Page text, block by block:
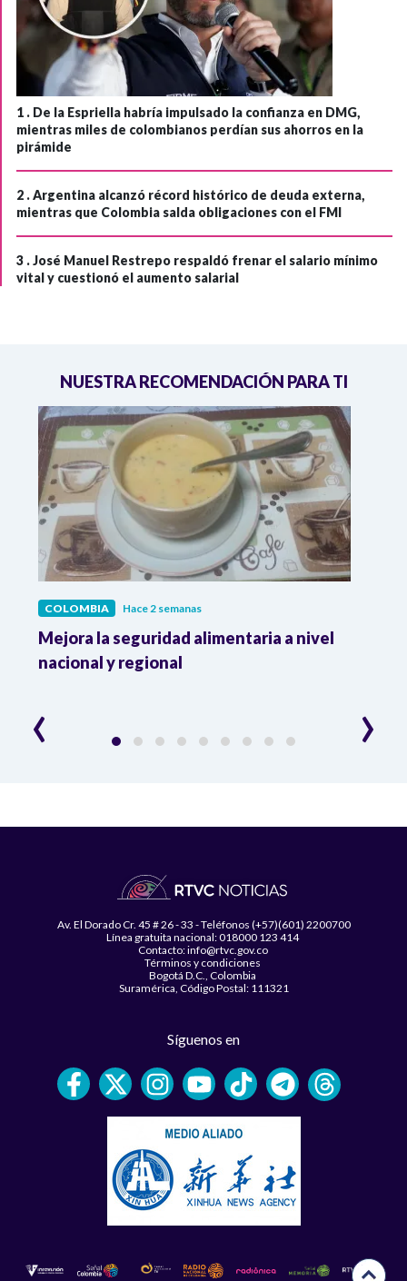
1 . De la Espriella habría impulsado la confianza en DMG,
mientras miles de colombianos perdían sus ahorros en la
pirámide
2 .Argentina alcanzó récord histórico de deuda externa,
mientras que Colombia salda obligaciones con el FMI
3 .José Manuel Restrepo respaldó frenar el salario mínimo
vital y cuestionó el aumento salarial
NUESTRA RECOMENDACIÓN PARA TI
COLOMBIA Hace 2 semanas
Mejora la seguridad alimentaria a nivel
nacional y regional
‹ ›
Av. El Dorado Cr. 45 # 26 - 33 - Teléfonos (+57)(601) 2200700
Línea gratuita nacional: 018000 123 414
Contacto: info@rtvc.gov.co
Términos y condiciones
Bogotá D.C., Colombia
Suramérica, Código Postal: 111321
Síguenos en